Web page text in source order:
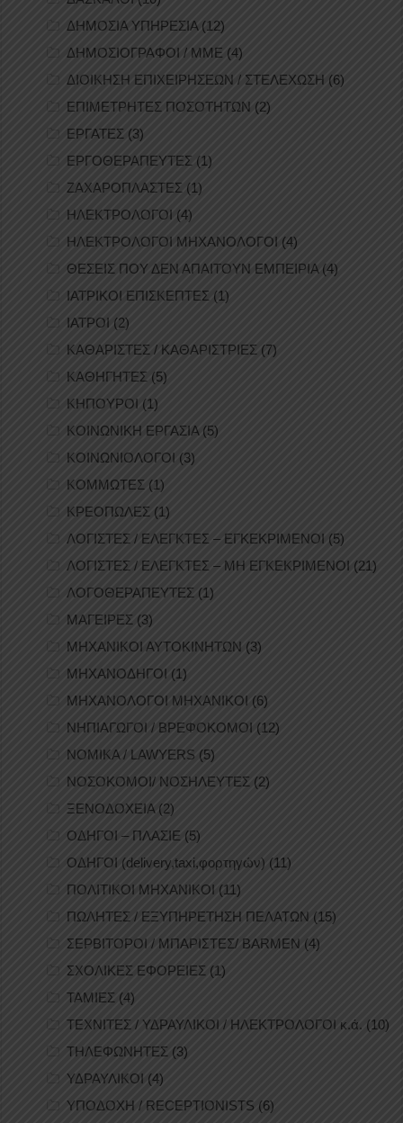
ΔΗΜΟΣΙΑ ΥΠΗΡΕΣΙΑ(12)
ΔΗΜΟΣΙΟΓΡΑΦΟΙ / ΜΜΕ (4)
ΔΙΟΙΚΗΣΗ ΕΠΙΧΕΙΡΗΣΕΩΝ / ΣΤΕΛΕΧΩΣΗ (6)
ΕΠΙΜΕΤΡΗΤΕΣ ΠΟΣΟΤΗΤΩΝ (2)
ΕΡΓΑΤΕΣ (3)
ΕΡΓΟΘΕΡΑΠΕΥΤΕΣ (1)
ΖΑΧΑΡΟΠΛΑΣΤΕΣ (1)
ΗΛΕΚΤΡΟΛΟΓΟΙ (4)
ΗΛΕΚΤΡΟΛΟΓΟΙ ΜΗΧΑΝΟΛΟΓΟΙ (4)
ΘΕΣΕΙΣ ΠΟΥ ΔΕΝ ΑΠΑΙΤΟΥΝ ΕΜΠΕΙΡΙΑ (4)
ΙΑΤΡΙΚΟΙ ΕΠΙΣΚΕΠΤΕΣ (1)
ΙΑΤΡΟΙ (2)
ΚΑΘΑΡΙΣΤΕΣ / ΚΑΘΑΡΙΣΤΡΙΕΣ (7)
ΚΑΘΗΓΗΤΕΣ (5)
ΚΗΠΟΥΡΟΙ (1)
ΚΟΙΝΩΝΙΚΗ ΕΡΓΑΣΙΑ(5)
ΚΟΙΝΩΝΙΟΛΟΓΟΙ (3)
ΚΟΜΜΩΤΕΣ (1)
ΚΡΕΟΠΩΛΕΣ (1)
ΛΟΓΙΣΤΕΣ / ΕΛΕΓΚΤΕΣ – ΕΓΚΕΚΡΙΜΕΝΟΙ (5)
ΛΟΓΙΣΤΕΣ / ΕΛΕΓΚΤΕΣ – ΜΗ ΕΓΚΕΚΡΙΜΕΝΟΙ (21)
ΛΟΓΟΘΕΡΑΠΕΥΤΕΣ (1)
ΜΑΓΕΙΡΕΣ (3)
ΜΗΧΑΝΙΚΟΙ ΑΥΤΟΚΙΝΗΤΩΝ (3)
ΜΗΧΑΝΟΔΗΓΟΙ (1)
ΜΗΧΑΝΟΛΟΓΟΙ ΜΗΧΑΝΙΚΟΙ (6)
ΝΗΠΙΑΓΩΓΟΙ / ΒΡΕΦΟΚΟΜΟΙ (12)
ΝΟΜΙΚΑ / LAWYERS (5)
ΝΟΣΟΚΟΜΟΙ/ ΝΟΣΗΛΕΥΤΕΣ (2)
ΞΕΝΟΔΟΧΕΙΑ (2)
ΟΔΗΓΟΙ – ΠΛΑΣΙΕ (5)
ΟΔΗΓΟΙ (delivery,taxi,φορτηγών) (11)
ΠΟΛΙΤΙΚΟΙ ΜΗΧΑΝΙΚΟΙ (11)
ΠΩΛΗΤΕΣ / ΕΞΥΠΗΡΕΤΗΣΗ ΠΕΛΑΤΩΝ (15)
ΣΕΡΒΙΤΟΡΟΙ / ΜΠΑΡΙΣΤΕΣ/ BARMEN (4)
ΣΧΟΛΙΚΕΣ ΕΦΟΡΕΙΕΣ (1)
ΤΑΜΙΕΣ (4)
ΤΕΧΝΙΤΕΣ / ΥΔΡΑΥΛΙΚΟΙ / ΗΛΕΚΤΡΟΛΟΓΟΙ κ.ά. (10)
ΤΗΛΕΦΩΝΗΤΕΣ (3)
ΥΔΡΑΥΛΙΚΟΙ (4)
ΥΠΟΔΟΧΗ / RECEPTIONISTS (6)